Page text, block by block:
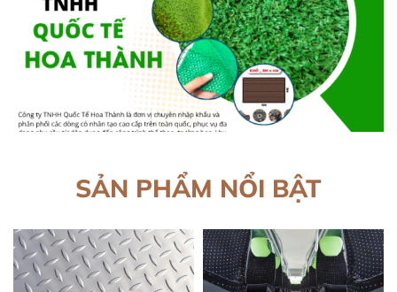
SẢN PHẨM NỔI BẬT